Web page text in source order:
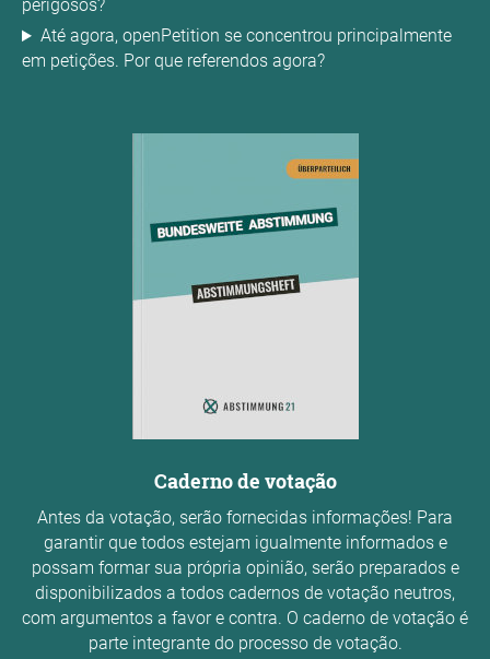
perigosos?
Até agora, openPetition se concentrou principalmente
em petições. Por que referendos agora?
Caderno de votação
Antes da votação, serão fornecidas informações! Para
garantir que todos estejam igualmente informados e
possam formar sua própria opinião, serão preparados e
disponibilizados a todos cadernos de votação neutros,
com argumentos a favor e contra. O caderno de votação é
parte integrante do processo de votação.